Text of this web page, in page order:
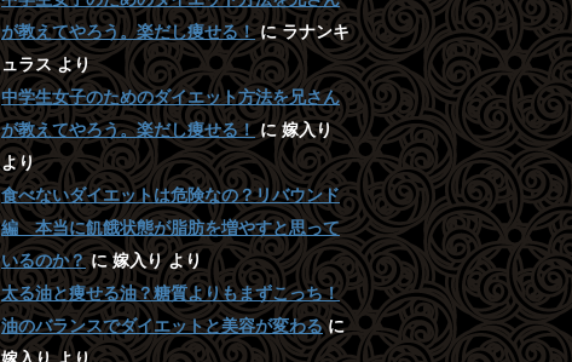
が教えてやろう。楽だし痩せる！にラナンキ
ュラスより
中学生女子のためのダイエット方法を兄さん
が教えてやろう。楽だし痩せる！に嫁入り
より
食べないダイエットは危険なの？リバウンド
編 本当に飢餓状態が脂肪を増やすと思って
いるのか？に嫁入りより
太る油と痩せる油？糖質よりもまずこっち！
油のバランスでダイエットと美容が変わるに